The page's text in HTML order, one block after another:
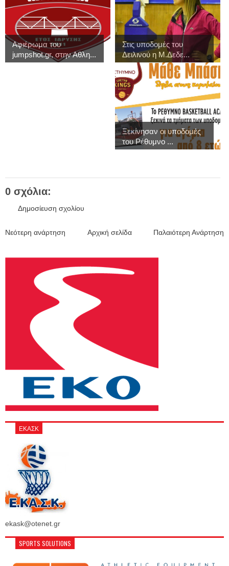
Αφιέρωμα του
jumpshot.gr, στην Αθλη...
Στις υποδομές του
Δειλινού η Μ.Δεδε...
Ξεκίνησαν οι υποδομές
του Ρέθυμνο ...
0 σχόλια:
Δημοσίευση σχολίου
Νεότερη ανάρτηση Παλαιότερη Ανάρτηση
Αρχική σελίδα
ΕΚΑΣΚ
ekask@otenet.gr
SPORTS SOLUTIONS